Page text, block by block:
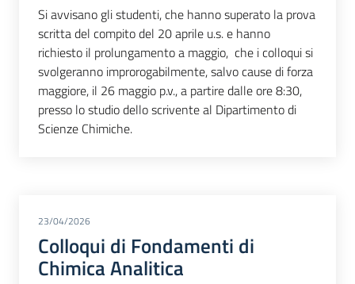
Si avvisano gli studenti, che hanno superato la prova
scritta del compito del 20 aprile u.s. e hanno
richiesto il prolungamento a maggio, che i colloqui si
svolgeranno improrogabilmente, salvo cause di forza
maggiore, il 26 maggio p.v., a partire dalle ore 8:30,
presso lo studio dello scrivente al Dipartimento di
Scienze Chimiche.
23/04/2026
Colloqui di Fondamenti di
Chimica Analitica